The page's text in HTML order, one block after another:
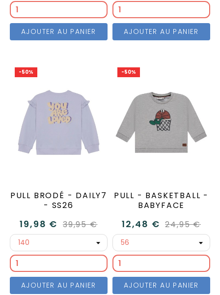
AJOUTER AU PANIER AJOUTER AU PANIER
-50%
PULL BRODÉ - DAILY7
- SS26
19,98 € 39,95 €
AJOUTER AU PANIER
-50%
PULL - BASKETBALL -
BABYFACE
12,48 € 24,95 €
AJOUTER AU PANIER